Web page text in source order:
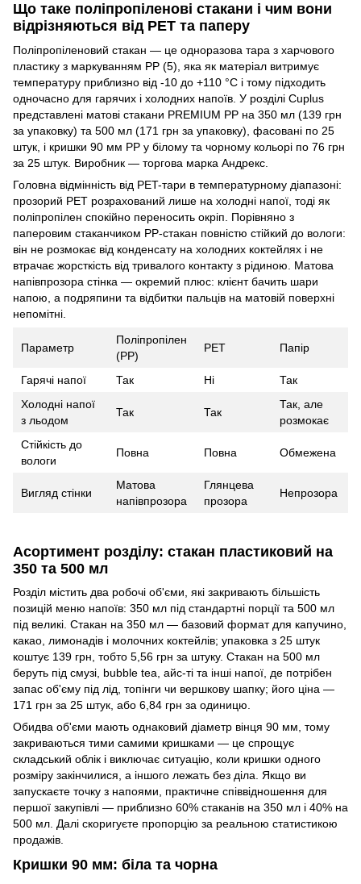
Що таке поліпропіленові стакани і чим вони
відрізняються від PET та паперу
Поліпропіленовий стакан — це одноразова тара з харчового
пластику з маркуванням PP (5), яка як матеріал витримує
температуру приблизно від -10 до +110 °C і тому підходить
одночасно для гарячих і холодних напоїв. У розділі Cuplus
представлені матові стакани PREMIUM PP на 350 мл (139 грн
за упаковку) та 500 мл (171 грн за упаковку), фасовані по 25
штук, і кришки 90 мм РР у білому та чорному кольорі по 76 грн
за 25 штук. Виробник — торгова марка Андрекс.
Головна відмінність від PET-тари в температурному діапазоні:
прозорий PET розрахований лише на холодні напої, тоді як
поліпропілен спокійно переносить окріп. Порівняно з
паперовим стаканчиком PP-стакан повністю стійкий до вологи:
він не розмокає від конденсату на холодних коктейлях і не
втрачає жорсткість від тривалого контакту з рідиною. Матова
напівпрозора стінка — окремий плюс: клієнт бачить шари
напою, а подряпини та відбитки пальців на матовій поверхні
непомітні.
Параметр
Поліпропілен
(PP)
PET Папір
Гарячі напої Так Ні
Так
Холодні напої
з льодом
Так Так
Так, але
розмокає
Стійкість до
вологи
Повна Повна Обмежена
Вигляд стінки
Матова
напівпрозора
Глянцева
прозора
Непрозора
Асортимент розділу: стакан пластиковий на
350 та 500 мл
Розділ містить два робочі об'єми, які закривають більшість
позицій меню напоїв: 350 мл під стандартні порції та 500 мл
під великі. Стакан на 350 мл — базовий формат для капучино,
какао, лимонадів і молочних коктейлів; упаковка з 25 штук
коштує 139 грн, тобто 5,56 грн за штуку. Стакан на 500 мл
беруть під смузі, bubble tea, айс-ті та інші напої, де потрібен
запас об'єму під лід, топінги чи вершкову шапку; його ціна —
171 грн за 25 штук, або 6,84 грн за одиницю.
Обидва об'єми мають однаковий діаметр вінця 90 мм, тому
закриваються тими самими кришками — це спрощує
складський облік і виключає ситуацію, коли кришки одного
розміру закінчилися, а іншого лежать без діла. Якщо ви
запускаєте точку з напоями, практичне співвідношення для
першої закупівлі — приблизно 60% стаканів на 350 мл і 40% на
500 мл. Далі скоригуєте пропорцію за реальною статистикою
продажів.
Кришки 90 мм: біла та чорна